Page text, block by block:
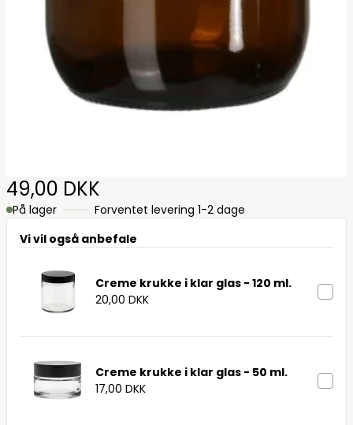
49,00 DKK
På lager
Forventet levering 1-2 dage
Vi vil også anbefale
Creme krukke i klar glas - 120 ml.
20,00 DKK
Creme krukke i klar glas - 50 ml.
17,00 DKK